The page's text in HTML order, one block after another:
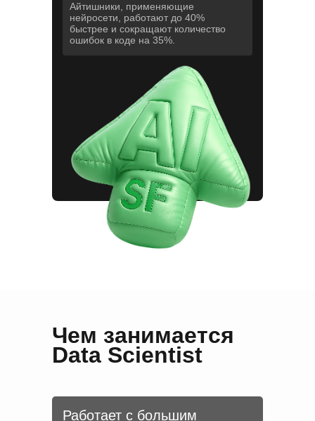
Айтишники, применяющие
нейросети, работают до 40%
быстрее и сокращают количество
ошибок в коде на 35%.
Чем занимается
Data Scientist
Работает с большим